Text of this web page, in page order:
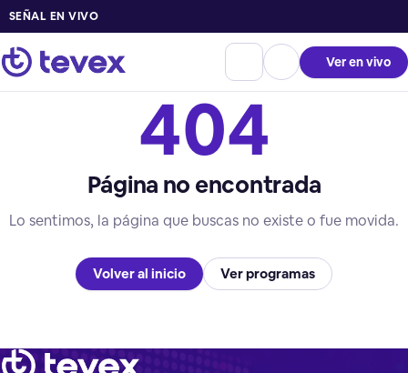
SEÑAL EN VIVO
Ver en vivo
404
Página no encontrada
Lo sentimos, la página que buscas no existe o fue movida.
Volver al inicio Ver programas